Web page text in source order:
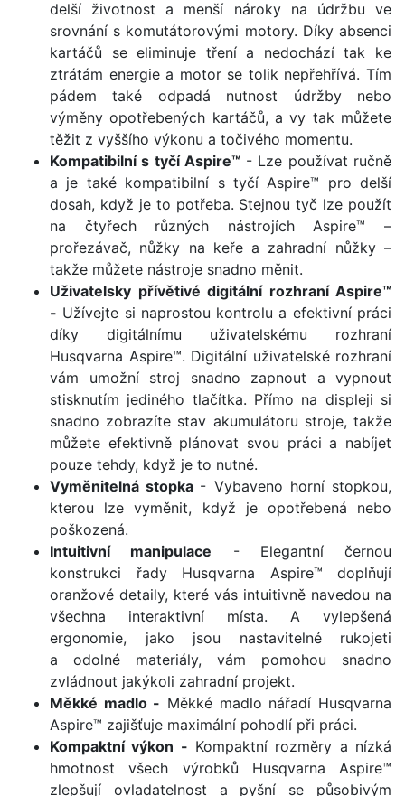
delší životnost a menší nároky na údržbu ve
srovnání s komutátorovými motory. Díky absenci
kartáčů se eliminuje tření a nedochází tak ke
ztrátám energie a motor se tolik nepřehřívá. Tím
pádem také odpadá nutnost údržby nebo
výměny opotřebených kartáčů, a vy tak můžete
těžit z vyššího výkonu a točivého momentu.
Kompatibilní s tyčí Aspire™ - Lze používat ručně
a je také kompatibilní s tyčí Aspire™ pro delší
dosah, když je to potřeba. Stejnou tyč lze použít
na čtyřech různých nástrojích Aspire™ –
prořezávač, nůžky na keře a zahradní nůžky –
takže můžete nástroje snadno měnit.
Uživatelsky přívětivé digitální rozhraní Aspire™
- Užívejte si naprostou kontrolu a efektivní práci
díky digitálnímu uživatelskému rozhraní
Husqvarna Aspire™. Digitální uživatelské rozhraní
vám umožní stroj snadno zapnout a vypnout
stisknutím jediného tlačítka. Přímo na displeji si
snadno zobrazíte stav akumulátoru stroje, takže
můžete efektivně plánovat svou práci a nabíjet
pouze tehdy, když je to nutné.
Vyměnitelná stopka - Vybaveno horní stopkou,
kterou lze vyměnit, když je opotřebená nebo
poškozená.
Intuitivní manipulace - Elegantní černou
konstrukci řady Husqvarna Aspire™ doplňují
oranžové detaily, které vás intuitivně navedou na
všechna interaktivní místa. A vylepšená
ergonomie, jako jsou nastavitelné rukojeti
a odolné materiály, vám pomohou snadno
zvládnout jakýkoli zahradní projekt.
Měkké madlo - Měkké madlo nářadí Husqvarna
Aspire™ zajišťuje maximální pohodlí při práci.
Kompaktní výkon - Kompaktní rozměry a nízká
hmotnost všech výrobků Husqvarna Aspire™
zlepšují ovladatelnost a pyšní se působivým